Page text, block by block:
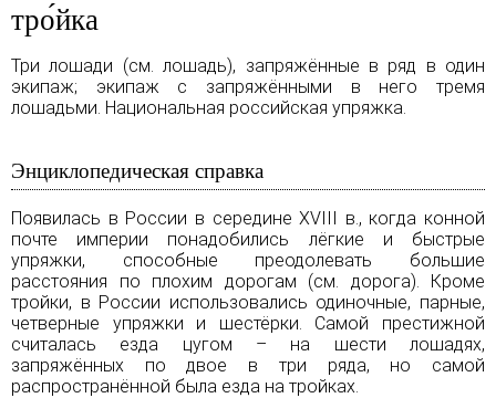
тро́йка
Три лошади (см.лошадь), запряжённые в ряд в один
экипаж; экипаж с запряжёнными в него тремя
лошадьми. Национальная российская упряжка.
Энциклопедическая справка
Появилась в России в середине XVIII в., когда конной
почте империи понадобились лёгкие и быстрые
упряжки, способные преодолевать большие
расстояния по плохим дорогам (см. дорога). Кроме
тройки, в России использовались одиночные, парные,
четверные упряжки и шестёрки. Самой престижной
считалась езда цугом – на шести лошадях,
запряжённых по двое в три ряда, но самой
распространённой была езда на тройках.